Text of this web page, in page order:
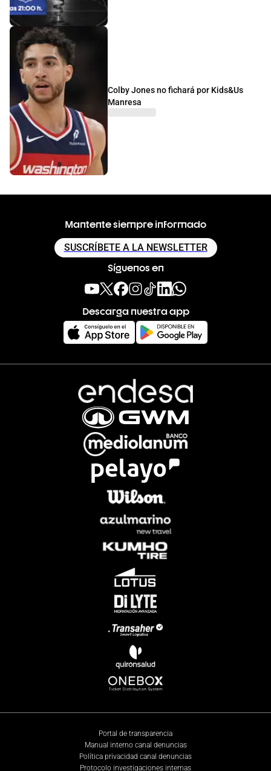
Colby Jones no fichará por Kids&Us
Manresa
Mantente siempre informado
SUSCRÍBETE A LA NEWSLETTER
Síguenos en
Descarga nuestra app
Portal de transparencia
Manual interno canal denuncias
Política privacidad canal denuncias
Protocolo investigaciones internas